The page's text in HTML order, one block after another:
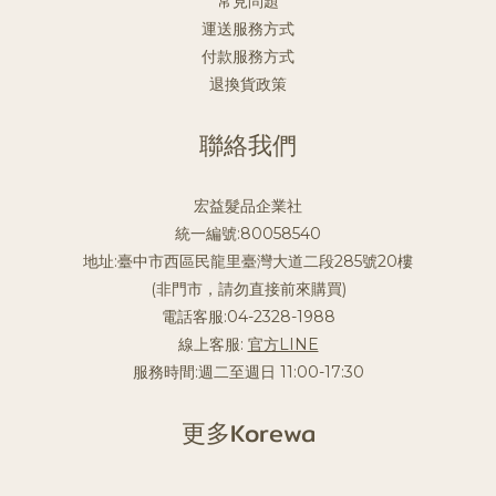
運送服務方式
付款服務方式
退換貨政策
聯絡我們
宏益髮品企業社
統一編號:80058540
地址:臺中市西區民龍里臺灣大道二段285號20樓
(非門市，請勿直接前來購買)
電話客服:04-2328-1988
線上客服: 官方LINE
服務時間:週二至週日 11:00-17:30
更多Korewa